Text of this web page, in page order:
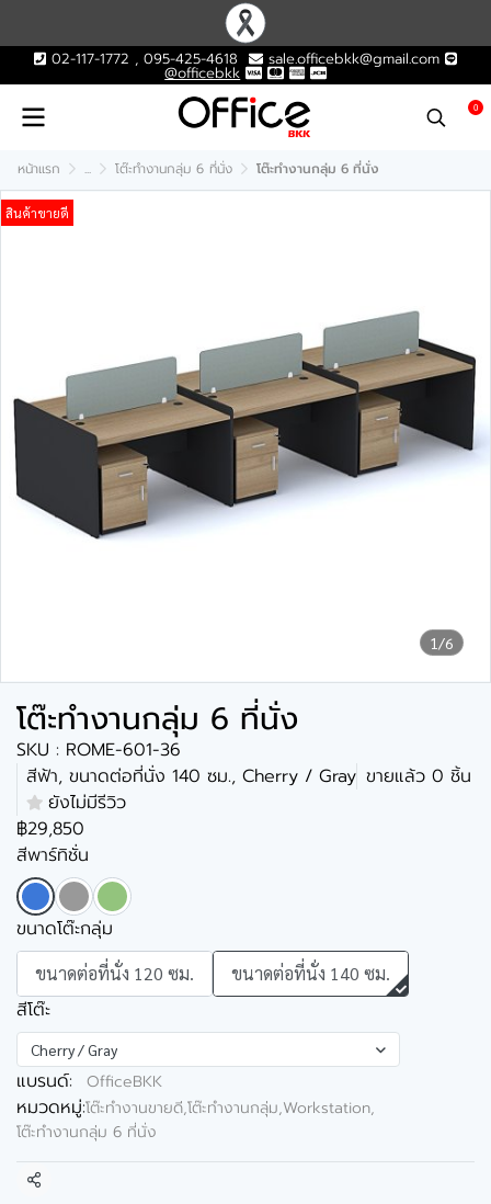
02-117-1772 , 095-425-4618 sale.officebkk@gmail.com
@officebkk
0
หน้าแรก ... โต๊ะทำงานกลุ่ม 6 ที่นั่ง โต๊ะทำงานกลุ่ม 6 ที่นั่ง
1/6
สินค้าขายดี
โต๊ะทำงานกลุ่ม 6 ที่นั่ง
SKU : ROME-601-36
สีฟ้า, ขนาดต่อที่นั่ง 140 ซม., Cherry / Gray ขายแล้ว 0 ชิ้น
ยังไม่มีรีวิว
฿29,850
สีพาร์ทิชั่น
ขนาดโต๊ะกลุ่ม
ขนาดต่อที่นั่ง 120 ซม. ขนาดต่อที่นั่ง 140 ซม.
สีโต๊ะ
Cherry / Gray
แบรนด์: OfficeBKK
หมวดหมู่:โต๊ะทำงานขายดี,โต๊ะทำงานกลุ่ม,Workstation,
โต๊ะทำงานกลุ่ม 6 ที่นั่ง
แชร์